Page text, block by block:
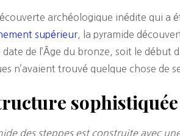
archéologique inédite qui a
supérieur, la pyramide
de l’Âge du bronze, soit le début
n’avaient trouvé quelque chose de
des steppes est construite avec